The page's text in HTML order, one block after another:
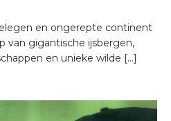
en ongerepte continent
van gigantische ijsbergen,
en unieke wilde […]